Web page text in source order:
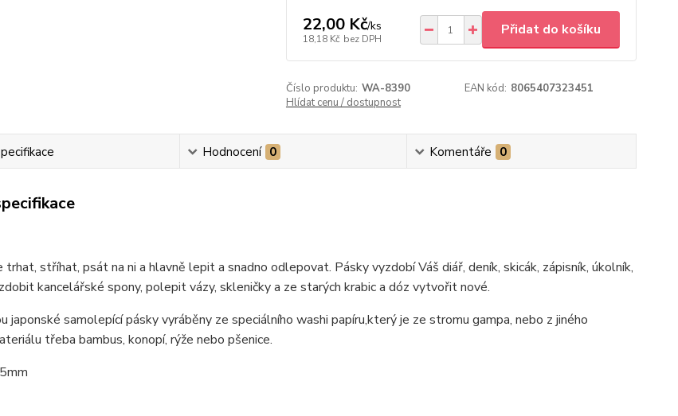
22,00 Kč/ks
18,18 Kč bez DPH
Přidat do košíku
Číslo produktu: WA-8390 EAN kód: 8065407323451
Hlídat cenu / dostupnost
Hodnocení 0 Komentáře 0
stříhat, psát na ni a hlavně lepit a snadno odlepovat. Pásky vyzdobí Váš diář, deník, skicák, zápisník, úkolník,
kancelářské spony, polepit vázy, skleničky a ze starých krabic a dóz vytvořit nové.
japonské samolepící pásky vyráběny ze speciálního washi papíru,který je ze stromu gampa, nebo z jiného
třeba bambus, konopí, rýže nebo pšenice.